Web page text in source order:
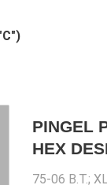
PINGEL
HEX
75-06 B.T.;